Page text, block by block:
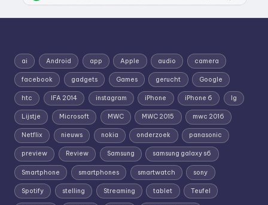
ai Android app Apple audio camera
facebook gadgets Games gerucht Google
htc IFA 2014 instagram iPhone iPhone 6 lg
Lijstje Microsoft MWC MWC 2015 mwc 2016
Netflix nieuws nokia onderzoek panasonic
preview Review Samsung samsung galaxy s6
Smartphone smartphones smartwatch sony
Spotify stelling Streaming tablet Teufel